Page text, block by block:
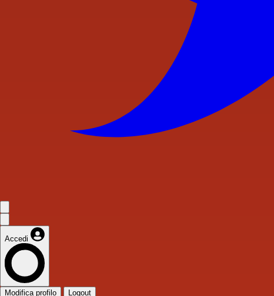
Accedi
Modifica profilo Logout